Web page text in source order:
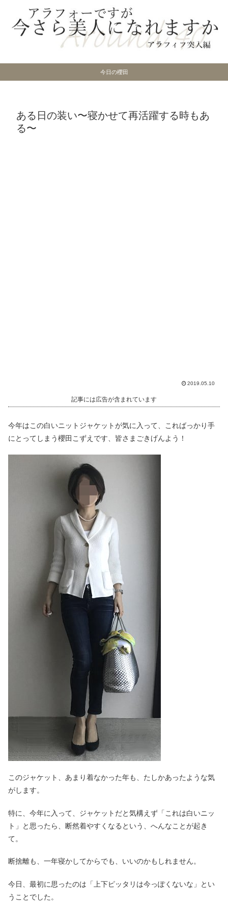
今日の櫻田
ある日の装い〜寝かせて再活躍する時もあ
る〜
2019.05.10
記事には広告が含まれています
今年はこの白いニットジャケットが気に入って、こればっかり手
にとってしまう櫻田こずえです、皆さまごきげんよう！
このジャケット、あまり着なかった年も、たしかあったような気
がします。
特に、今年に入って、ジャケットだと気構えず「これは白いニッ
ト」と思ったら、断然着やすくなるという、へんなことが起き
て。
断捨離も、一年寝かしてからでも、いいのかもしれません。
今日、最初に思ったのは「上下ピッタリは今っぽくないな」とい
うことでした。